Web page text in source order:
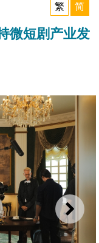
繁
简
微短剧产业发
下一